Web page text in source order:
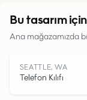
Parklar
Yollar
Su
Bu tasarım
Ana mağazamızda
SEATTLE, WA
Telefon Kılıfı